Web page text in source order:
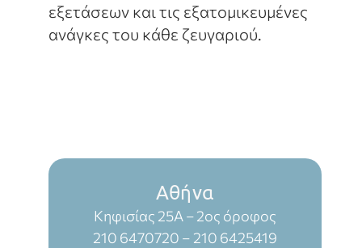
εξετάσεων και τις εξατομικευμένες
ανάγκες του κάθε ζευγαριού.
Αθήνα
Κηφισίας 25Α – 2ος όροφος
210 6470720 – 210 6425419